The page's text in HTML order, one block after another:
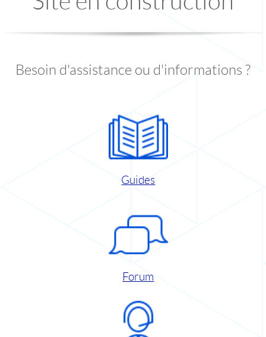
Besoin d'assistance ou d'informations ?
Guides
Forum